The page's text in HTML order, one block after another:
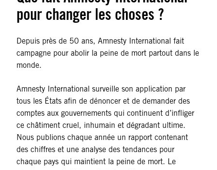
pour changer les choses ?
Depuis près de 50 ans, Amnesty International fait
campagne pour abolir la peine de mort partout dans le
monde.
Amnesty International surveille son application par
tous les États afin de dénoncer et de demander des
comptes aux gouvernements qui continuent d’infliger
ce châtiment cruel, inhumain et dégradant ultime.
Nous publions chaque année un rapport contenant
des chiffres et une analyse des tendances pour
chaque pays qui maintient la peine de mort. Le